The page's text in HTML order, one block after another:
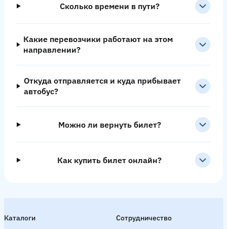
Сколько времени в пути?
Какие перевозчики работают на этом
направлении?
Откуда отправляется и куда прибывает
автобус?
Можно ли вернуть билет?
Как купить билет онлайн?
Каталоги
Сотрудничество